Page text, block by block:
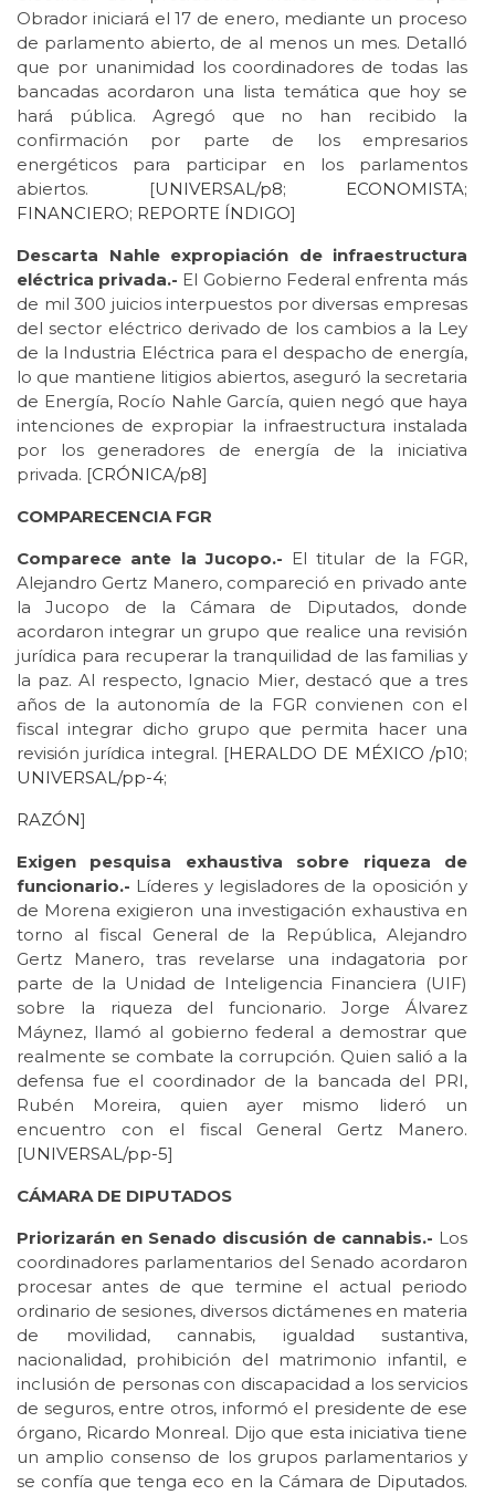
Obrador iniciará el 17 de enero, mediante un proceso
de parlamento abierto, de al menos un mes. Detalló
que por unanimidad los coordinadores de todas las
bancadas acordaron una lista temática que hoy se
hará pública. Agregó que no han recibido la
confirmación por parte de los empresarios
energéticos para participar en los parlamentos
abiertos. [UNIVERSAL/p8; ECONOMISTA;
FINANCIERO; REPORTE ÍNDIGO]
Descarta Nahle expropiación de infraestructura
eléctrica privada.- El Gobierno Federal enfrenta más
de mil 300 juicios interpuestos por diversas empresas
del sector eléctrico derivado de los cambios a la Ley
de la Industria Eléctrica para el despacho de energía,
lo que mantiene litigios abiertos, aseguró la secretaria
de Energía, Rocío Nahle García, quien negó que haya
intenciones de expropiar la infraestructura instalada
por los generadores de energía de la iniciativa
privada. [CRÓNICA/p8]
COMPARECENCIA FGR
Comparece ante la Jucopo.- El titular de la FGR,
Alejandro Gertz Manero, compareció en privado ante
la Jucopo de la Cámara de Diputados, donde
acordaron integrar un grupo que realice una revisión
jurídica para recuperar la tranquilidad de las familias y
la paz. Al respecto, Ignacio Mier, destacó que a tres
años de la autonomía de la FGR convienen con el
fiscal integrar dicho grupo que permita hacer una
revisión jurídica integral. [HERALDO DE MÉXICO /p10;
UNIVERSAL/pp-4;
RAZÓN]
Exigen pesquisa exhaustiva sobre riqueza de
funcionario.- Líderes y legisladores de la oposición y
de Morena exigieron una investigación exhaustiva en
torno al fiscal General de la República, Alejandro
Gertz Manero, tras revelarse una indagatoria por
parte de la Unidad de Inteligencia Financiera (UIF)
sobre la riqueza del funcionario. Jorge Álvarez
Máynez, llamó al gobierno federal a demostrar que
realmente se combate la corrupción. Quien salió a la
defensa fue el coordinador de la bancada del PRI,
Rubén Moreira, quien ayer mismo lideró un
encuentro con el fiscal General Gertz Manero.
[UNIVERSAL/pp-5]
CÁMARA DE DIPUTADOS
Priorizarán en Senado discusión de cannabis.- Los
coordinadores parlamentarios del Senado acordaron
procesar antes de que termine el actual periodo
ordinario de sesiones, diversos dictámenes en materia
de movilidad, cannabis, igualdad sustantiva,
nacionalidad, prohibición del matrimonio infantil, e
inclusión de personas con discapacidad a los servicios
de seguros, entre otros, informó el presidente de ese
órgano, Ricardo Monreal. Dijo que esta iniciativa tiene
un amplio consenso de los grupos parlamentarios y
se confía que tenga eco en la Cámara de Diputados.